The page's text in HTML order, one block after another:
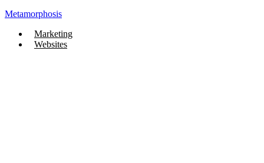
Metamorphosis
Marketing
Websites